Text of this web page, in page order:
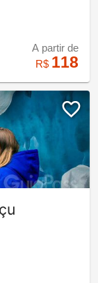
A partir de
R$ 118